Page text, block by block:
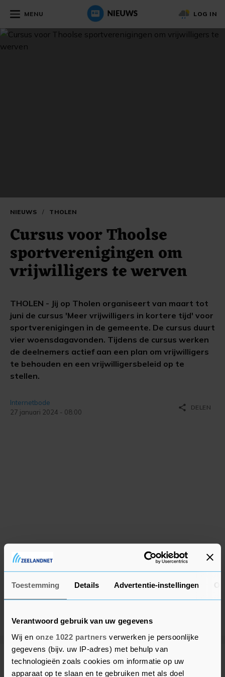
Toestemming Details Advertentie-instellingen
Verantwoord gebruik van uw gegevens
Wij en onze 1022 partners verwerken je persoonlijke
gegevens (bijv. uw IP-adres) met behulp van
technologieën zoals cookies om informatie op uw
apparaat op te slaan en te gebruiken met als doel
MENU LOG IN
NIEUWS / THOLEN
Cursus voor Thoolse
sportverenigingen om
vrijwilligers te werven
THOLEN - Jij op Tholen organiseert van maart tot
juni de cursus 'Meer vrijwilligers in kortere tijd' voor
sportverenigingen in de gemeente. De cursus duurt
vier woensdagavonden. Tijdens de cursus werken
de deelnemers actief aan een plan om vrijwilligers
te behouden en een vrijwilligersbeleid op te
stellen.
Internetbode
27 januari 2024 - 08:00
share DELEN
Meer uit Tholen